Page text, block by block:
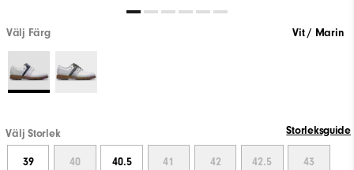
Välj Färg Vit / Marin
Välj Storlek Storleksguide
39 40 40.5 41 42 42.5 43